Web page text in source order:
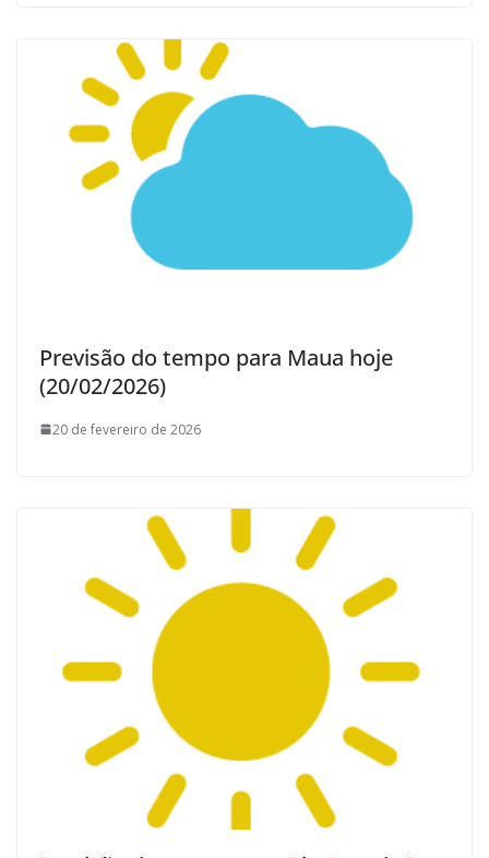
Previsão do tempo para Maua hoje
(20/02/2026)
20 de fevereiro de 2026